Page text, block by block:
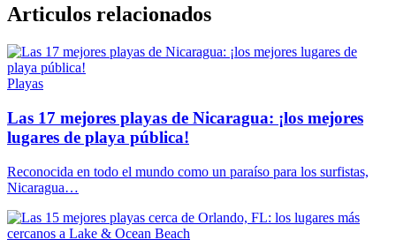
Articulos relacionados
Playas
Las 17 mejores playas de Nicaragua: ¡los mejores
lugares de playa pública!
Reconocida en todo el mundo como un paraíso para los surfistas,
Nicaragua…